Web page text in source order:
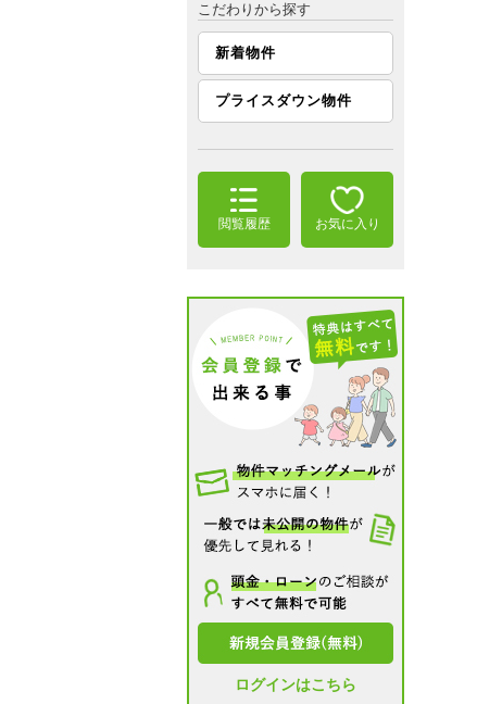
こだわりから探す
新着物件
プライスダウン物件
閲覧履歴 お気に入り
ログインはこちら